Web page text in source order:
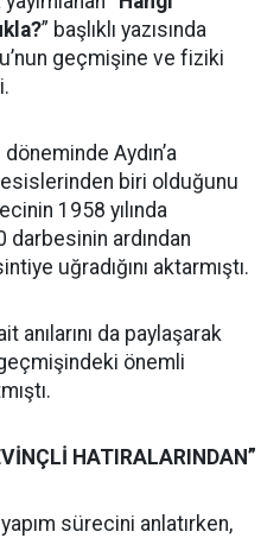
” başlıklı yazısında
geçmişine ve fiziki
Aydın’a
biri olduğunu
1958 yılında
darbesinin ardından
uğradığını aktarmıştı.
anılarını da paylaşarak
geçmişindeki önemli
HATIRALARINDAN”
sürecini anlatırken,